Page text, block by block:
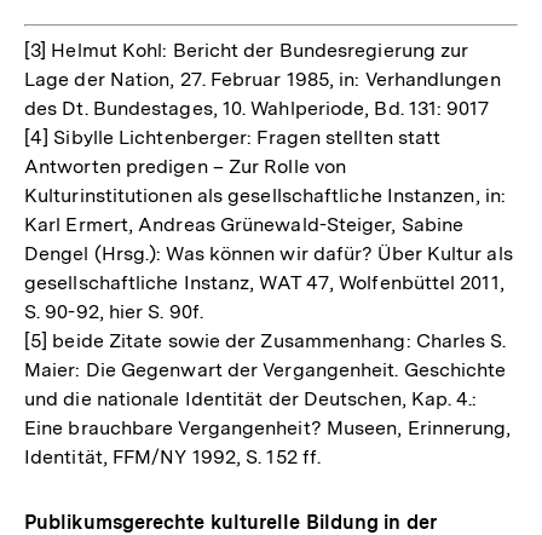
[3] Helmut Kohl: Bericht der Bundesregierung zur
Lage der Nation, 27. Februar 1985, in: Verhandlungen
des Dt. Bundestages, 10. Wahlperiode, Bd. 131: 9017
[4] Sibylle Lichtenberger: Fragen stellten statt
Antworten predigen – Zur Rolle von
Kulturinstitutionen als gesellschaftliche Instanzen, in:
Karl Ermert, Andreas Grünewald-Steiger, Sabine
Dengel (Hrsg.): Was können wir dafür? Über Kultur als
gesellschaftliche Instanz, WAT 47, Wolfenbüttel 2011,
S. 90-92, hier S. 90f.
[5] beide Zitate sowie der Zusammenhang: Charles S.
Maier: Die Gegenwart der Vergangenheit. Geschichte
und die nationale Identität der Deutschen, Kap. 4.:
Eine brauchbare Vergangenheit? Museen, Erinnerung,
Identität, FFM/NY 1992, S. 152 ff.
Publikumsgerechte kulturelle Bildung in der